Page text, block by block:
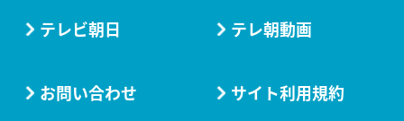
テレビ朝日 テレ朝動画
お問い合わせ サイト利用規約